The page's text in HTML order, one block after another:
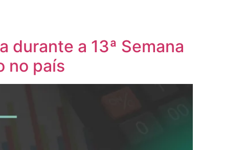
durante a 13ª Semana
no país